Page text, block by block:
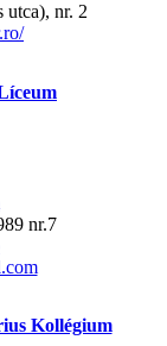
utca), nr. 2
nr.7
Kollégium